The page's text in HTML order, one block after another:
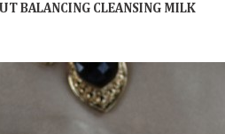
BALANCING CLEANSING MILK